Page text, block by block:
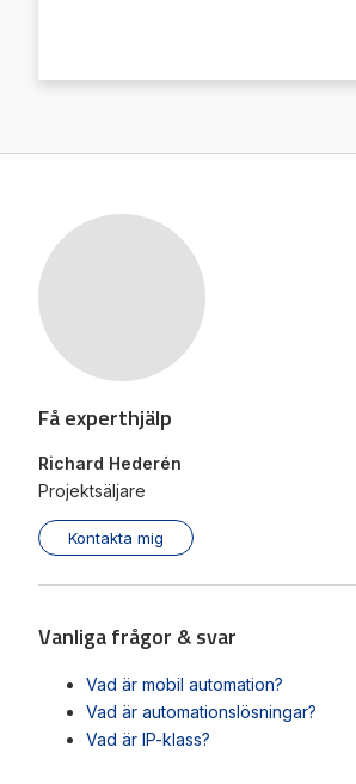
Få experthjälp
Richard Hederén
Projektsäljare
Kontakta mig
Vanliga frågor & svar
Vad är mobil automation?
Vad är automationslösningar?
Vad är IP-klass?